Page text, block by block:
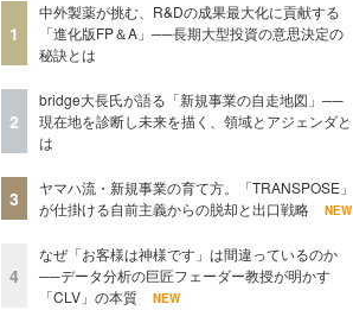
1
中外製薬が挑む、R&Dの成果最大化に貢献する
「進化版FP＆A」──長期大型投資の意思決定の
秘訣とは
2
bridge大長氏が語る「新規事業の自走地図」──
現在地を診断し未来を描く、領域とアジェンダと
は
3
ヤマハ流・新規事業の育て方。「TRANSPOSE」
が仕掛ける自前主義からの脱却と出口戦略
NEW
4
なぜ「お客様は神様です」は間違っているのか
──データ分析の巨匠フェーダー教授が明かす
「CLV」の本質
NEW